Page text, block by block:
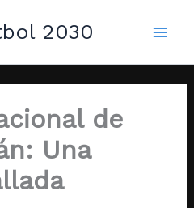
2030
de
Una